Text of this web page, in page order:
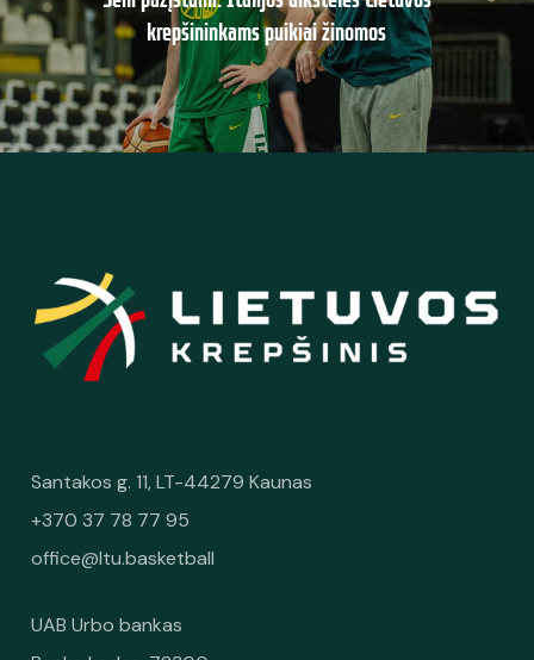
Santakos g. 11, LT-44279 Kaunas
+370 37 78 77 95
office@ltu.basketball
UAB Urbo bankas